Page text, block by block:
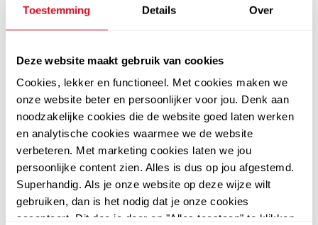
Toestemming Details Over
Deze website maakt gebruik van cookies
Cookies, lekker en functioneel. Met cookies maken we
onze website beter en persoonlijker voor jou. Denk aan
noodzakelijke cookies die de website goed laten werken
en analytische cookies waarmee we de website
verbeteren. Met marketing cookies laten we jou
persoonlijke content zien. Alles is dus op jou afgestemd.
Superhandig. Als je onze website op deze wijze wilt
gebruiken, dan is het nodig dat je onze cookies
accepteert. Dit doe je door op "Alles toestaan" te klikken.